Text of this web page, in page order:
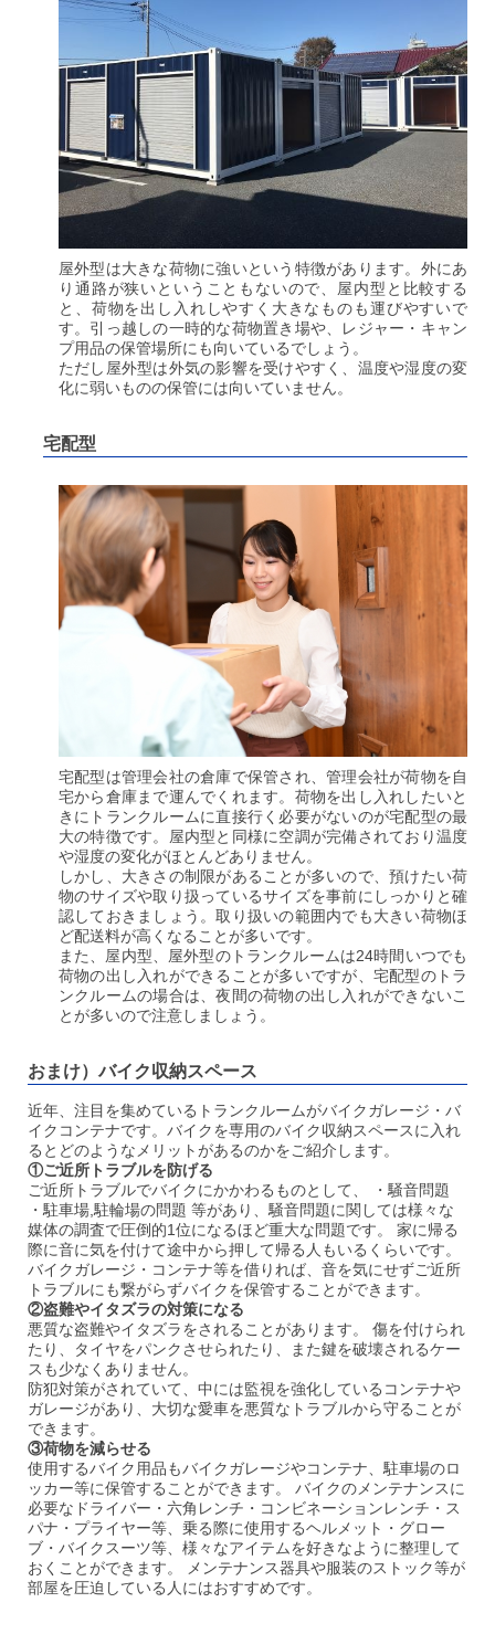
屋外型は大きな荷物に強いという特徴があります。外にあ
り通路が狭いということもないので、屋内型と比較する
と、荷物を出し入れしやすく大きなものも運びやすいで
す。 引っ越しの一時的な荷物置き場や、レジャー・キャン
プ用品の保管場所にも向いているでしょう。
ただし屋外型は外気の影響を受けやすく、温度や湿度の変
化に弱いものの保管には向いていません。
宅配型
宅配型は管理会社の倉庫で保管され、管理会社が荷物を自
宅から倉庫まで運んでくれます。 荷物を出し入れしたいと
きにトランクルームに直接行く必要がないのが宅配型の最
大の特徴です。 屋内型と同様に空調が完備されており温度
や湿度の変化がほとんどありません。
しかし、大きさの制限があることが多いので、預けたい荷
物のサイズや取り扱っているサイズを事前にしっかりと確
認しておきましょう。取り扱いの範囲内でも大きい荷物ほ
ど配送料が高くなることが多いです。
また、屋内型、屋外型のトランクルームは24時間いつでも
荷物の出し入れができることが多いですが、宅配型のトラ
ンクルームの場合は、夜間の荷物の出し入れができないこ
とが多いので注意しましょう。
おまけ）バイク収納スペース
近年、注目を集めているトランクルームがバイクガレージ・バ
イクコンテナです。バイクを専用のバイク収納スペースに入れ
るとどのようなメリットがあるのかをご紹介します。
①ご近所トラブルを防げる
ご近所トラブルでバイクにかかわるものとして、 ・騒音問題
・駐車場,駐輪場の問題 等があり、騒音問題に関しては様々な
媒体の調査で圧倒的1位になるほど重大な問題です。 家に帰る
際に音に気を付けて途中から押して帰る人もいるくらいです。
バイクガレージ・コンテナ等を借りれば、音を気にせずご近所
トラブルにも繋がらずバイクを保管することができます。
②盗難やイタズラの対策になる
悪質な盗難やイタズラをされることがあります。 傷を付けられ
たり、タイヤをパンクさせられたり、また鍵を破壊されるケー
スも少なくありません。
防犯対策がされていて、中には監視を強化しているコンテナや
ガレージがあり、大切な愛車を悪質なトラブルから守ることが
できます。
③荷物を減らせる
使用するバイク用品もバイクガレージやコンテナ、駐車場のロ
ッカー等に保管することができます。 バイクのメンテナンスに
必要なドライバー・六角レンチ・コンビネーションレンチ・ス
パナ・プライヤー等、乗る際に使用するヘルメット・グロー
ブ・バイクスーツ等、様々なアイテムを好きなように整理して
おくことができます。 メンテナンス器具や服装のストック等が
部屋を圧迫している人にはおすすめです。